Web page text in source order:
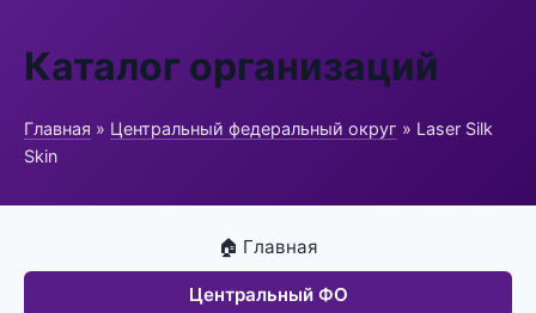
Каталог организаций
Главная » Центральный федеральный округ » Laser Silk
Skin
🏠 Главная
Центральный ФО